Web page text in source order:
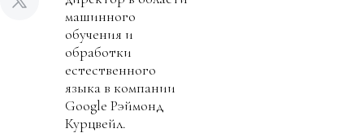
машинного
обучения и
обработки
естественного
языка в компании
Google Рэймонд
Курцвейл.